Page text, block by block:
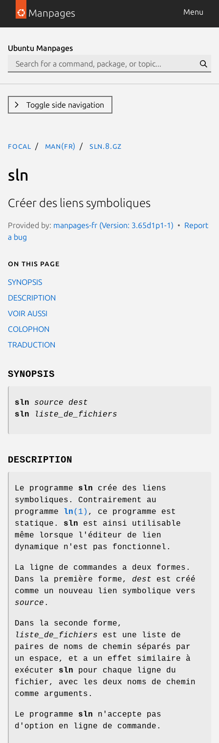
Manpages Menu
Ubuntu Manpages
Toggle side navigation
focal man(fr) sln.8.gz
sln
Créer des liens symboliques
Provided by: manpages-fr (Version: 3.65d1p1-1)
Report
a bug
On this page
SYNOPSIS
DESCRIPTION
VOIR AUSSI
COLOPHON
TRADUCTION
SYNOPSIS
sln source dest
sln
liste_de_fichiers
DESCRIPTION
Le programme sln crée des liens
symboliques. Contrairement au
programme ln(1) , ce programme est
statique. sln est ainsi utilisable
même lorsque l'éditeur de lien
dynamique n'est pas fonctionnel.
La ligne de commandes a deux formes.
Dans la première forme, dest est créé
comme un nouveau lien symbolique vers
source .
Dans la seconde forme,
liste_de_fichiers est une liste de
paires de noms de chemin séparés par
un espace, et a un effet similaire à
exécuter sln pour chaque ligne du
fichier, avec les deux noms de chemin
comme arguments.
Le programme sln n'accepte pas
d'option en ligne de commande.